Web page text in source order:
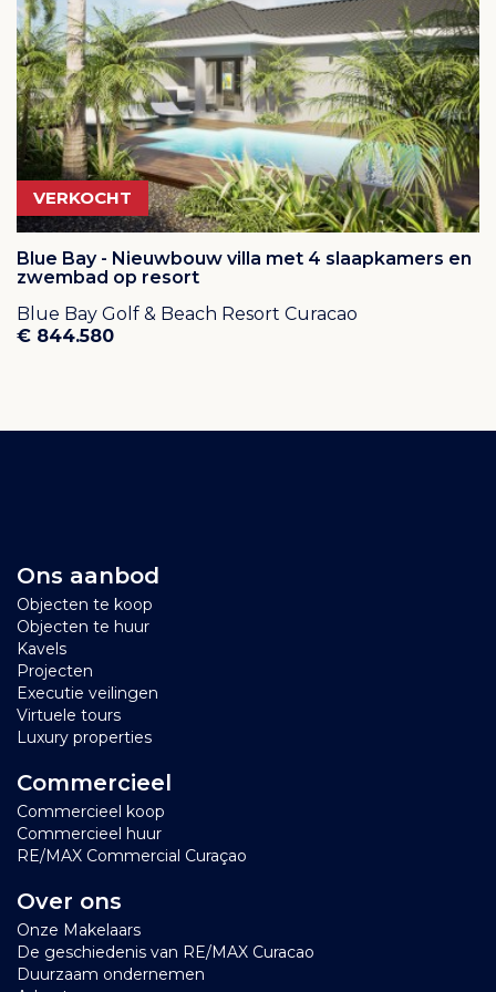
eiland
Klik opdeze linkvoor een virtueel bezoek aan Blue
Bay via een interactieve plattegrond!
Klik opdeze linkom enkele korte video's te bekijken
van dit prachtige resort.
VERKOCHT
Blue Bay - Nieuwbouw villa met 4 slaapkamers en
zwembad op resort
Blue Bay Golf & Beach Resort Curacao
€ 844.580
Ons aanbod
Objecten te koop
Objecten te huur
Kavels
Projecten
Executie veilingen
Virtuele tours
Luxury properties
Commercieel
Commercieel koop
Commercieel huur
RE/MAX Commercial Curaçao
Over ons
Onze Makelaars
De geschiedenis van RE/MAX Curacao
Duurzaam ondernemen